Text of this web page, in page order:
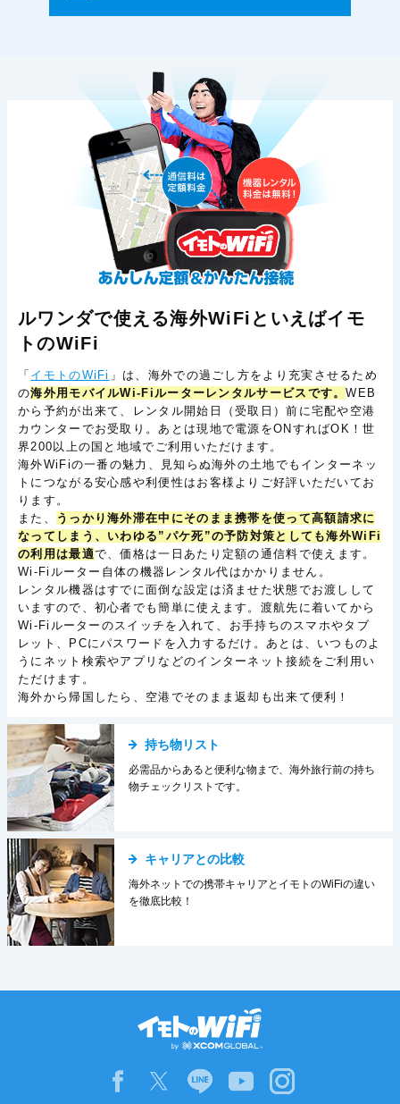
ルワンダで使える海外WiFiといえばイモ
トのWiFi
「 イモトのWiFi 」は、海外での過ごし方をより充実させるため
の海外用モバイルWi-Fiルーターレンタルサービスです。WEB
から予約が出来て、レンタル開始日（受取日）前に宅配や空港
カウンターでお受取り。あとは現地で電源をONすればOK！世
界200以上の国と地域でご利用いただけます。
海外WiFiの一番の魅力、見知らぬ海外の土地でもインターネッ
トにつながる安心感や利便性はお客様よりご好評いただいてお
ります。
また、
うっかり海外滞在中にそのまま携帯を使って高額請求に
なってしまう、いわゆる”パケ死”の予防対策としても海外WiFi
の利用は最適で、価格は一日あたり定額の通信料で使えます。
Wi-Fiルーター自体の機器レンタル代はかかりません。
レンタル機器はすでに面倒な設定は済ませた状態でお渡しして
いますので、初心者でも簡単に使えます。渡航先に着いてから
Wi-Fiルーターのスイッチを入れて、お手持ちのスマホやタブ
レット、PCにパスワードを入力するだけ。あとは、いつものよ
うにネット検索やアプリなどのインターネット接続をご利用い
ただけます。
海外から帰国したら、空港でそのまま返却も出来て便利！
持ち物リスト
必需品からあると便利な物まで、海外旅行前の持ち
物チェックリストです。
キャリアとの比較
海外ネットでの携帯キャリアとイモトのWiFiの違い
を徹底比較！